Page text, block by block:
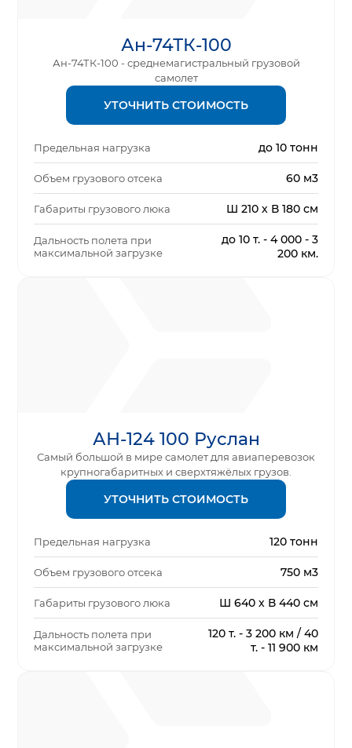
Ан-74ТК-100
Ан-74ТК-100 - среднемагистральный грузовой
самолет
УТОЧНИТЬ СТОИМОСТЬ
Предельная нагрузка до 10 тонн
Объем грузового отсека 60 м3
Габариты грузового люка Ш 210 х В 180 см
Дальность полета при
максимальной загрузке
до 10 т. - 4 000 - 3
200 км.
АН-124 100 Руслан
Самый большой в мире самолет для авиаперевозок
крупногабаритных и сверхтяжёлых грузов.
УТОЧНИТЬ СТОИМОСТЬ
Предельная нагрузка 120 тонн
Объем грузового отсека 750 м3
Габариты грузового люка Ш 640 х В 440 см
Дальность полета при
максимальной загрузке
120 т. - 3 200 км / 40
т. - 11 900 км